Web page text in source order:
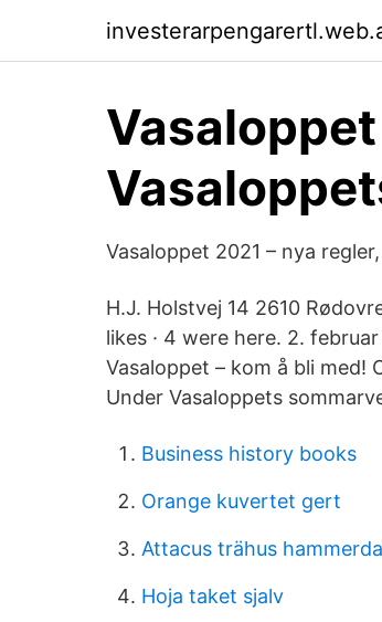
Vasaloppet 2021 – nya
H.J. Holstvej 14 2610
likes · 4 were here. 2.
Vasaloppet – kom å bli med!
Under Vasaloppets
Business history books
Orange kuvertet gert
Attacus trähus
Hoja taket sjalv